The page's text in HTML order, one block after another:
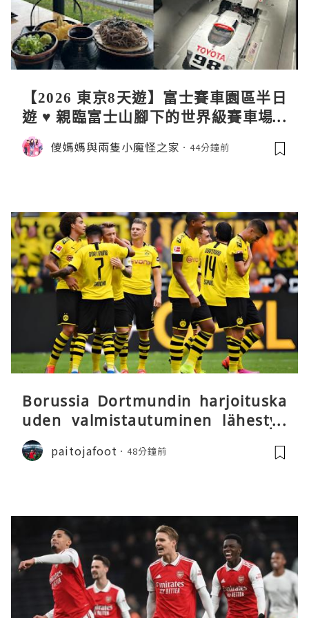
【2026 東京8天遊】富士賽車園區半日
遊 ♥ 親臨富士山腳下的世界級賽車場 F
uji SpeedWay。參觀富士賽車博物
館。到觀景餐廳邊觀賞賽車邊嘆午餐
儍媽媽與兩隻小魔怪之家 44分鐘前
Borussia Dortmundin harjoituska
uden valmistautuminen lähestyy
päätöstään
paitojafoot 48分鐘前